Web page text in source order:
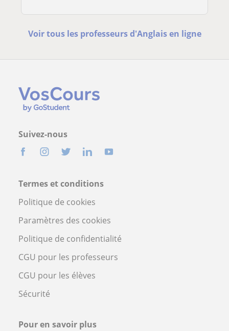
Voir tous les professeurs d'Anglais en ligne
Suivez-nous
Termes et conditions
Politique de cookies
Paramètres des cookies
Politique de confidentialité
CGU pour les professeurs
CGU pour les élèves
Sécurité
Pour en savoir plus